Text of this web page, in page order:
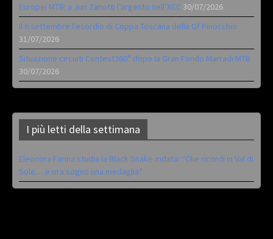
Europei MTB: a Juri Zanotti l’argento nell’XCC 30/07/2026
Il 6 settembre l’esordio di Coppa Toscana della Gf Pinocchio
31/07/2026
Situazione circuiti Contest360° dopo la Gran Fondo Marradi MTB
30/07/2026
I più letti della settimana
Eleonora Farina studia la Black Snake iridata: “Che ricordi in Val di
Sole… e ora sogno una medaglia”